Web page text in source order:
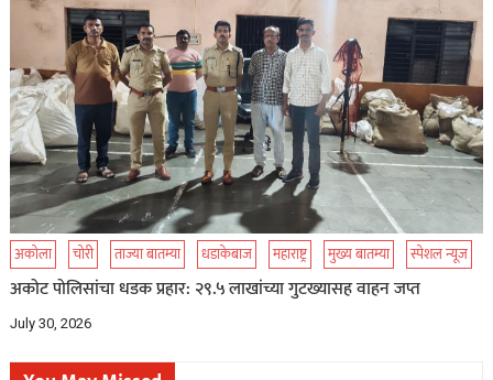
अकोला चोरी ताज्या बातम्या धडाकेबाज महाराष्ट्र मुख्य बातम्या स्पेशल न्यूज
अकोट पोलिसांचा धडक प्रहार: २९.५ लाखांच्या गुटख्यासह वाहन जप्त
July 30, 2026